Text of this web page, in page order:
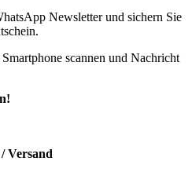
Newsletter und sichern Sie
scannen und Nachricht
Versand